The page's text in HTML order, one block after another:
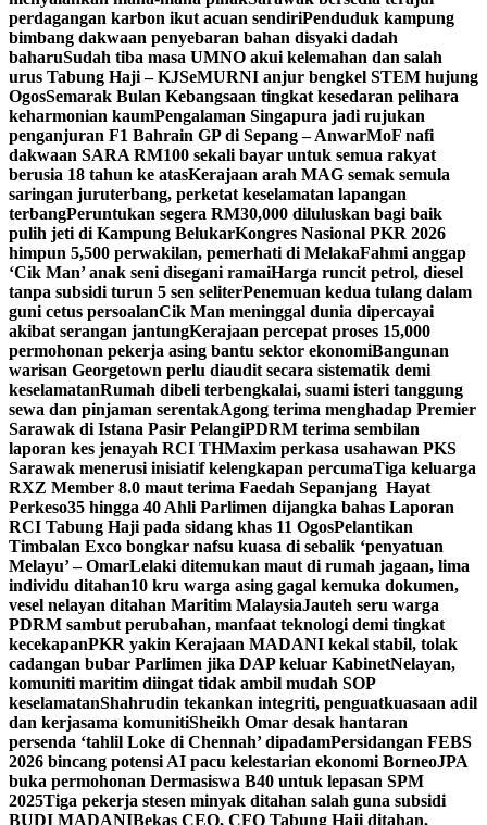
perdagangan karbon ikut acuan sendiriPenduduk kampung
bimbang dakwaan penyebaran bahan disyaki dadah
baharuSudah tiba masa UMNO akui kelemahan dan salah
urus Tabung Haji – KJSeMURNI anjur bengkel STEM hujung
OgosSemarak Bulan Kebangsaan tingkat kesedaran pelihara
keharmonian kaumPengalaman Singapura jadi rujukan
penganjuran F1 Bahrain GP di Sepang – AnwarMoF nafi
dakwaan SARA RM100 sekali bayar untuk semua rakyat
berusia 18 tahun ke atasKerajaan arah MAG semak semula
saringan juruterbang, perketat keselamatan lapangan
terbangPeruntukan segera RM30,000 diluluskan bagi baik
pulih jeti di Kampung BelukarKongres Nasional PKR 2026
himpun 5,500 perwakilan, pemerhati di MelakaFahmi anggap
‘Cik Man’ anak seni disegani ramaiHarga runcit petrol, diesel
tanpa subsidi turun 5 sen seliterPenemuan kedua tulang dalam
guni cetus persoalanCik Man meninggal dunia dipercayai
akibat serangan jantungKerajaan percepat proses 15,000
permohonan pekerja asing bantu sektor ekonomiBangunan
warisan Georgetown perlu diaudit secara sistematik demi
keselamatanRumah dibeli terbengkalai, suami isteri tanggung
sewa dan pinjaman serentakAgong terima menghadap Premier
Sarawak di Istana Pasir PelangiPDRM terima sembilan
laporan kes jenayah RCI THMaxim perkasa usahawan PKS
Sarawak menerusi inisiatif kelengkapan percumaTiga keluarga
RXZ Member 8.0 maut terima Faedah Sepanjang Hayat
Perkeso35 hingga 40 Ahli Parlimen dijangka bahas Laporan
RCI Tabung Haji pada sidang khas 11 OgosPelantikan
Timbalan Exco bongkar nafsu kuasa di sebalik ‘penyatuan
Melayu’ – OmarLelaki ditemukan maut di rumah jagaan, lima
individu ditahan10 kru warga asing gagal kemuka dokumen,
vesel nelayan ditahan Maritim MalaysiaJauteh seru warga
PDRM sambut perubahan, manfaat teknologi demi tingkat
kecekapanPKR yakin Kerajaan MADANI kekal stabil, tolak
cadangan bubar Parlimen jika DAP keluar KabinetNelayan,
komuniti maritim diingat tidak ambil mudah SOP
keselamatanShahrudin tekankan integriti, penguatkuasaan adil
dan kerjasama komunitiSheikh Omar desak hantaran
persenda ‘tahlil Loke di Chennah’ dipadamPersidangan FEBS
2026 bincang potensi AI pacu kelestarian ekonomi BorneoJPA
buka permohonan Dermasiswa B40 untuk lepasan SPM
2025Tiga pekerja stesen minyak ditahan salah guna subsidi
BUDI MADANIBekas CEO, CFO Tabung Haji ditahan,